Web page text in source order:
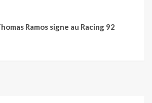
Ramos signe au Racing 92